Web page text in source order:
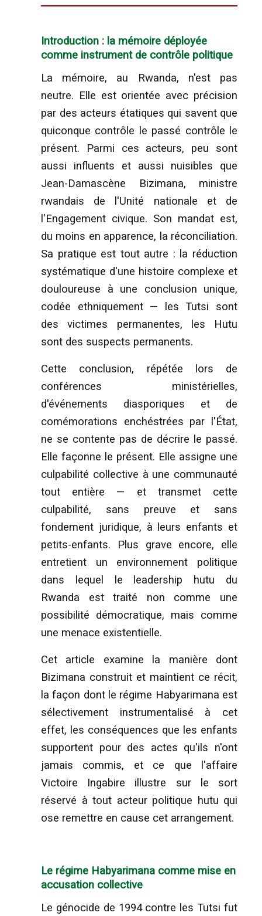
Introduction : la mémoire déployée
comme instrument de contrôle politique
La mémoire, au Rwanda, n'est pas
neutre. Elle est orientée avec précision
par des acteurs étatiques qui savent que
quiconque contrôle le passé contrôle le
présent. Parmi ces acteurs, peu sont
aussi influents et aussi nuisibles que
Jean-Damascène Bizimana, ministre
rwandais de l'Unité nationale et de
l'Engagement civique. Son mandat est,
du moins en apparence, la réconciliation.
Sa pratique est tout autre : la réduction
systématique d'une histoire complexe et
douloureuse à une conclusion unique,
codée ethniquement — les Tutsi sont
des victimes permanentes, les Hutu
sont des suspects permanents.
Cette conclusion, répétée lors de
conférences ministérielles,
d'événements diasporiques et de
comémorations enchéstrées par l'État,
ne se contente pas de décrire le passé.
Elle façonne le présent. Elle assigne une
culpabilité collective à une communauté
tout entière — et transmet cette
culpabilité, sans preuve et sans
fondement juridique, à leurs enfants et
petits-enfants. Plus grave encore, elle
entretient un environnement politique
dans lequel le leadership hutu du
Rwanda est traité non comme une
possibilité démocratique, mais comme
une menace existentielle.
Cet article examine la manière dont
Bizimana construit et maintient ce récit,
la façon dont le régime Habyarimana est
sélectivement instrumentalisé à cet
effet, les conséquences que les enfants
supportent pour des actes qu'ils n'ont
jamais commis, et ce que l'affaire
Victoire Ingabire illustre sur le sort
réservé à tout acteur politique hutu qui
ose remettre en cause cet arrangement.
Le régime Habyarimana comme mise en
accusation collective
Le génocide de 1994 contre les Tutsi fut